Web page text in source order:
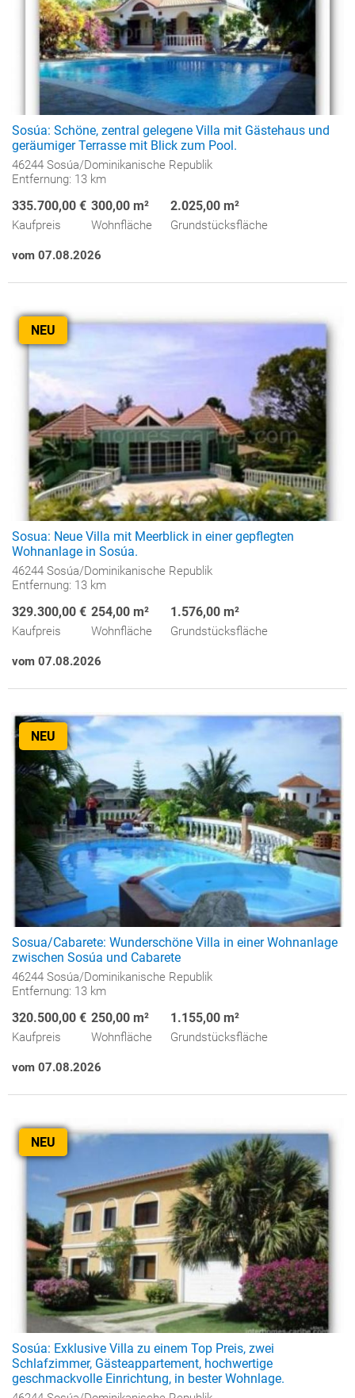
Sosúa: Schöne, zentral gelegene Villa mit Gästehaus und
geräumiger Terrasse mit Blick zum Pool.
46244 Sosúa/Dominikanische Republik
Entfernung: 13 km
335.700,00 €
Kaufpreis
300,00 m²
Wohnfläche
2.025,00 m²
Grundstücksfläche
vom 07.08.2026
NEU
Sosua: Neue Villa mit Meerblick in einer gepflegten
Wohnanlage in Sosúa.
46244 Sosúa/Dominikanische Republik
Entfernung: 13 km
329.300,00 €
Kaufpreis
254,00 m²
Wohnfläche
1.576,00 m²
Grundstücksfläche
vom 07.08.2026
NEU
Sosua/Cabarete: Wunderschöne Villa in einer Wohnanlage
zwischen Sosúa und Cabarete
46244 Sosúa/Dominikanische Republik
Entfernung: 13 km
320.500,00 €
Kaufpreis
250,00 m²
Wohnfläche
1.155,00 m²
Grundstücksfläche
vom 07.08.2026
NEU
Sosúa: Exklusive Villa zu einem Top Preis, zwei
Schlafzimmer, Gästeappartement, hochwertige
geschmackvolle Einrichtung, in bester Wohnlage.